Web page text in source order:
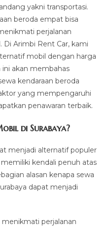
yakni transportasi.
beroda empat bisa
perjalanan
Di Arimbi Rent Car, kami
mobil dengan harga
akan membahas
kendaraan beroda
yang mempengaruhi
penawaran terbaik.
di Surabaya?
menjadi alternatif populer
kendali penuh atas
alasan kenapa sewa
dapat menjadi
menikmati perjalanan